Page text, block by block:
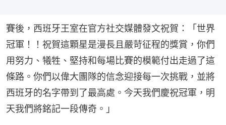
賽後，西班牙王室在官方社交媒體發文祝賀：「世界
冠軍！！祝賀這顆星是漫長且嚴苛征程的獎賞，你們
用努力、犧牲、堅持和每場比賽的模範付出走過了這
條路。你們以偉大團隊的信念迎接每一次挑戰，並將
西班牙的名字帶到了最高處。今天我們慶祝冠軍，明
天我們將銘記一段傳奇。」